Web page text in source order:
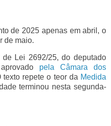
de 2025 apenas em abril, o
de maio.
Lei 2692/25, do deputado
pela Câmara dos
texto repete o teor da Medida
terminou nesta segunda-